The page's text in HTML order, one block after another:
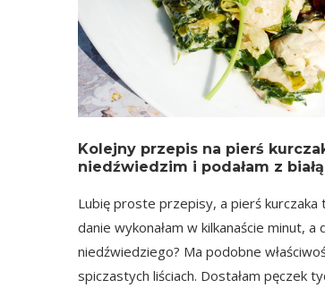
Kolejny przepis na pierś
niedźwiedzim i podałam z
Lubię proste przepisy, a pierś
danie wykonałam w kilkanaście minut,
niedźwiedziego? Ma podobne
spiczastych liściach. Dostałam pęczek